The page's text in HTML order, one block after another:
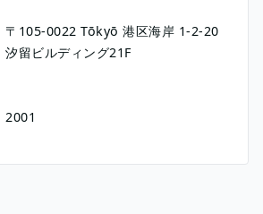
〒105-0022Tōkyō港区海岸 1-2-20
汐留ビルディング21F
2001